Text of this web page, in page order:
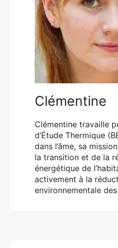
Clémentine
Clémentine travaille
d’Étude Thermique
dans l’âme, sa
la transition et de la
énergétique de
activement à la
environnementale